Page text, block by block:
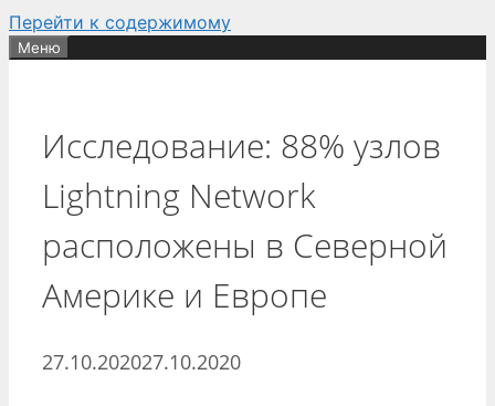
Перейти к содержимому
Меню
Исследование: 88% узлов
Lightning Network
расположены в Северной
Америке и Европе
27.10.202027.10.2020